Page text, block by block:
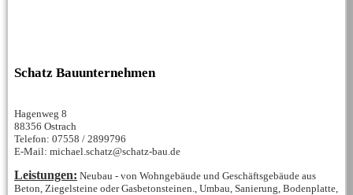
Schatz Bauunternehmen
Hagenweg 8
88356 Ostrach
Telefon: 07558 / 2899796
E-Mail: michael.schatz@schatz-bau.de
Leistungen: Neubau - von Wohngebäude und Geschäftsgebäude aus
Beton, Ziegelsteine oder Gasbetonsteinen., Umbau, Sanierung, Bodenplatte,